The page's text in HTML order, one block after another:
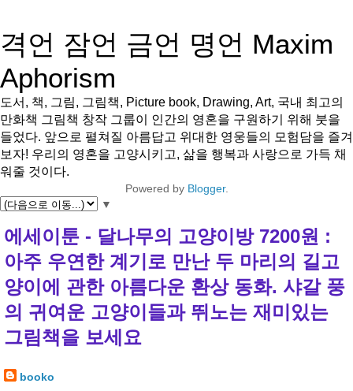
격언 잠언 금언 명언 Maxim
Aphorism
도서, 책, 그림, 그림책, Picture book, Drawing, Art, 국내 최고의
만화책 그림책 창작 그룹이 인간의 영혼을 구원하기 위해 붓을
들었다. 앞으로 펼쳐질 아름답고 위대한 영웅들의 모험담을 즐겨
보자! 우리의 영혼을 고양시키고, 삶을 행복과 사랑으로 가득 채
워줄 것이다.
Powered by Blogger.
▼
에세이툰 - 달나무의 고양이방 7200원 :
아주 우연한 계기로 만난 두 마리의 길고
양이에 관한 아름다운 환상 동화. 샤갈 풍
의 귀여운 고양이들과 뛰노는 재미있는
그림책을 보세요
booko